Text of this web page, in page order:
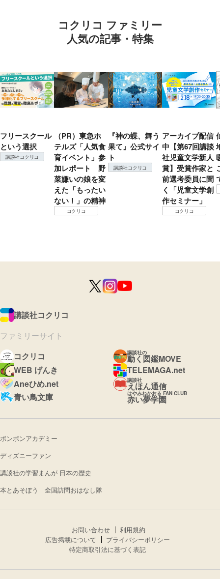
コクリコ ファミリー
人気の記事・特集
フリースクール
という選択
講談社コクリコ
（PR）東急ホ
テルズ「人気食
育イベント」参
加レポート 野
菜嫌いの娘を変
えた「もったい
ない！」の精神
コクリコ
『神の蝶、舞う
果て』公式サイ
ト
講談社コクリコ
アーカイブ配信
中【第67回講談
社児童文学新人
賞】受賞作家と
前選考委員に聞
く「児童文学創
作セミナー」
コクリコ
講談社コクリコ
ファミリーサイト
コクリコ
講談社の
動く図鑑MOVE
WEB げんき
TELEMAGA.net
Aneひめ.net
講談社
えほん通信
青い鳥文庫
はやみねかおる FAN CLUB
赤い夢学園
ボンボンアカデミー
ディズニーファン
講談社の学習まんが 日本の歴史
本とあそぼう 全国訪問おはなし隊
お問い合わせ
利用規約
広告掲載について
プライバシーポリシー
特定商取引法に基づく表記